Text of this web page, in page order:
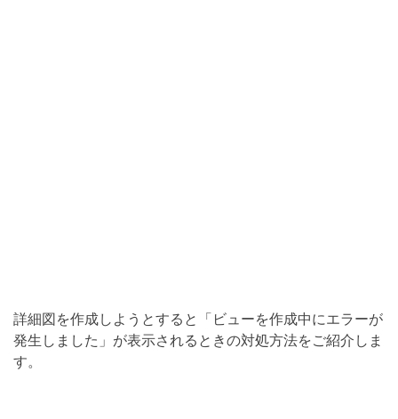
詳細図を作成しようとすると「ビューを作成中にエラーが
発生しました」が表示されるときの対処方法をご紹介しま
す。